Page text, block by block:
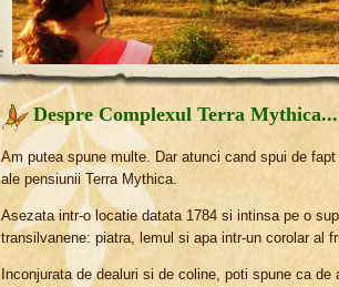
Despre Complexul Terra Mythica...
Am putea spune multe. Dar atunci cand spui de
ale pensiunii Terra Mythica.
Asezata intr-o locatie datata 1784 si intinsa pe o
transilvanene: piatra, lemul si apa intr-un corolar al
Inconjurata de dealuri si de coline, poti spune ca